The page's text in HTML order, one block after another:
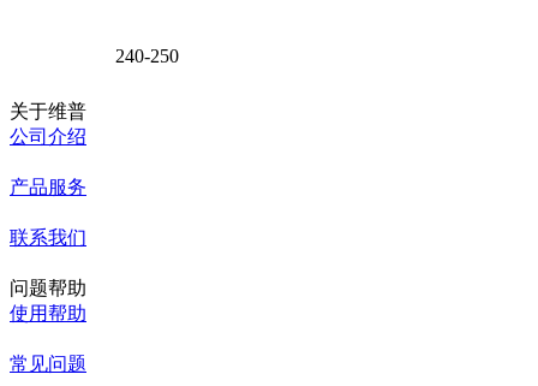
240-250
关于维普
公司介绍
产品服务
联系我们
问题帮助
使用帮助
常见问题